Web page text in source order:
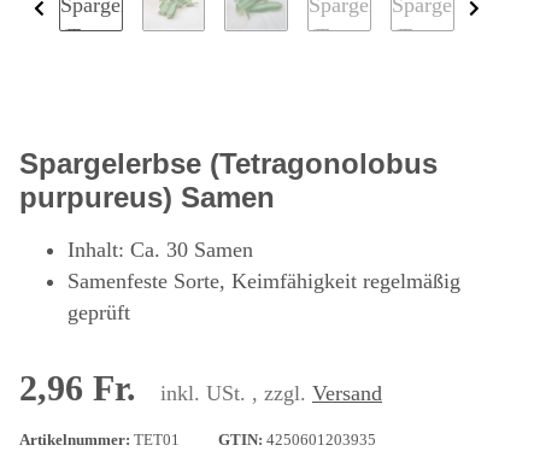
Spargelerbse (Tetragonolobus
purpureus) Samen
Inhalt: Ca. 30 Samen
Samenfeste Sorte, Keimfähigkeit regelmäßig
geprüft
2,96 Fr. inkl. USt. , zzgl. Versand
Artikelnummer: TET01 GTIN: 4250601203935